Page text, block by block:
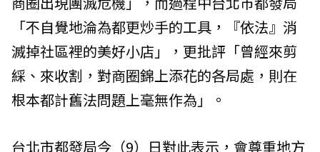
「不自覺地淪為都更炒手的工具，『依法』消
滅掉社區裡的美好小店」，更批評「曾經來剪
綵、來收割，對商圈錦上添花的各局處，則在
根本都計舊法問題上毫無作為」。
台北市都發局今（9）日對此表示，會尊重地方